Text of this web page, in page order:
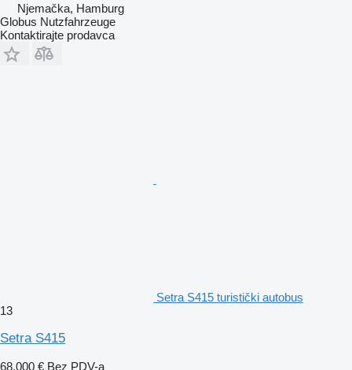
Njemačka, Hamburg
Globus Nutzfahrzeuge
Kontaktirajte prodavca
Setra S415 turistički autobus
13
Setra S415
68.000 € Bez PDV-a